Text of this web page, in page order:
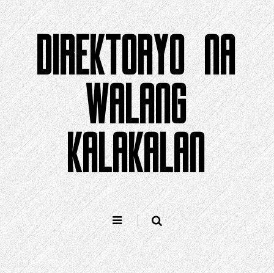
Lumaktaw
sa
nilalaman DIREKTORYO NA
WALANG
KALAKALAN